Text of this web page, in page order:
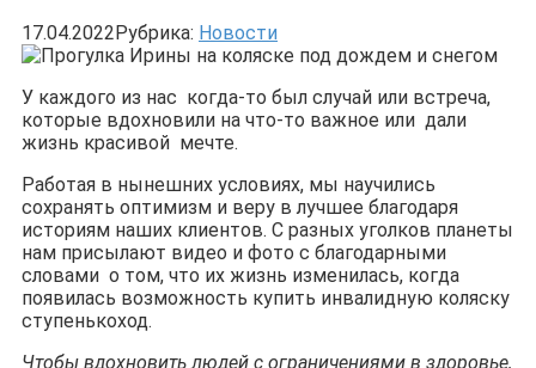
17.04.2022 Рубрика: Новости
У каждого из нас когда-то был случай или встреча,
которые вдохновили на что-то важное или дали
жизнь красивой мечте.
Работая в нынешних условиях, мы научились
сохранять оптимизм и веру в лучшее благодаря
историям наших клиентов. С разных уголков планеты
нам присылают видео и фото с благодарными
словами о том, что их жизнь изменилась, когда
появилась возможность купить инвалидную коляску
ступенькоход.
Чтобы вдохновить людей с ограничениями в здоровье,